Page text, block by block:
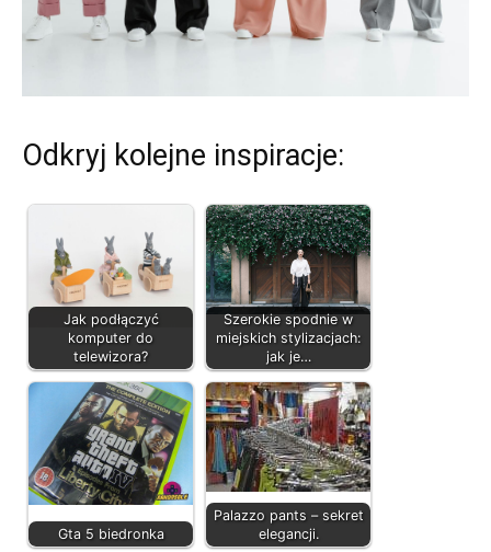
Odkryj kolejne inspiracje:
Jak podłączyć
komputer do
telewizora?
Szerokie spodnie w
miejskich stylizacjach:
jak je…
Gta 5 biedronka
Palazzo pants – sekret
elegancji.